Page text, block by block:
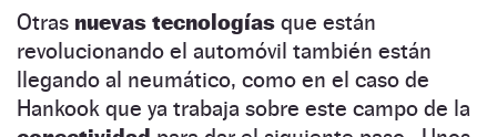
Otras nuevas tecnologías que están
revolucionando el automóvil también están
llegando al neumático, como en el caso de
Hankook que ya trabaja sobre este campo de la